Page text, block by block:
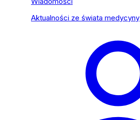
Aktualności ze świata medycyny